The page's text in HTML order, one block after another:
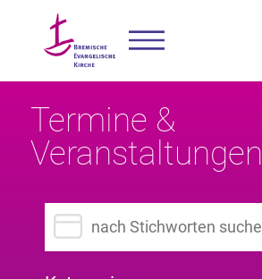
Termine &
Veranstaltungen
Suchbegriff eingeben